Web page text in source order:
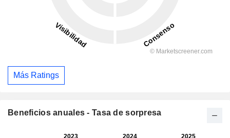
Más Ratings
Beneficios anuales - Tasa de sorpresa